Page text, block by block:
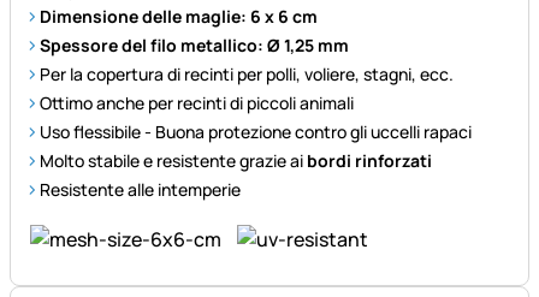
Dimensione delle maglie: 6 x 6 cm
Spessore del filo metallico: Ø 1,25 mm
Per la copertura di recinti per polli, voliere, stagni, ecc.
Ottimo anche per recinti di piccoli animali
Uso flessibile - Buona protezione contro gli uccelli rapaci
Molto stabile e resistente grazie ai bordi rinforzati
Resistente alle intemperie